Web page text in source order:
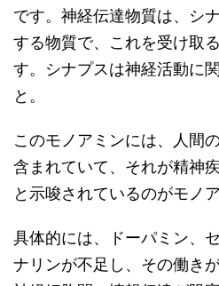
です。神経伝達物質は、シ
する物質で、これを受け取
す。シナプスは神経活動に
と。
このモノアミンには、人間
含まれていて、それが精神
と示唆されているのがモノ
具体的には、ドーパミン、
ナリンが不足し、その働き